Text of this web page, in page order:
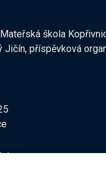
škola
Jičín, příspěvková